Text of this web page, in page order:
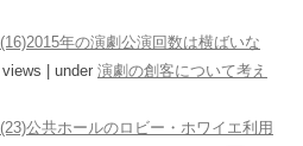
年の演劇公演回数は横ばいな
under 演劇の創客について考え
公共ホールのロビー・ホワイエ利用